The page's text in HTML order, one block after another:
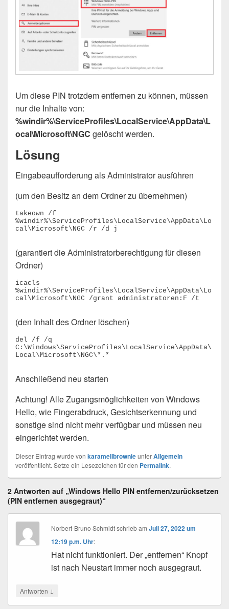
Um diese PIN trotzdem entfernen zu können, müssen
nur die Inhalte von:
%windir%\ServiceProfiles\LocalService\AppData\L
ocal\Microsoft\NGC gelöscht werden.
Lösung
Eingabeaufforderung als Administrator ausführen
(um den Besitz an dem Ordner zu übernehmen)
takeown /f
%windir%\ServiceProfiles\LocalService\AppData\Lo
cal\Microsoft\NGC /r /d j
(garantiert die Administratorberechtigung für diesen
Ordner)
icacls
%windir%\ServiceProfiles\LocalService\AppData\Lo
cal\Microsoft\NGC /grant administratoren:F /t
(den Inhalt des Ordner löschen)
del /f /q
C:\Windows\ServiceProfiles\LocalService\AppData\
Local\Microsoft\NGC\*.*
Anschließend neu starten
Achtung! Alle Zugangsmöglichkeiten von Windows
Hello, wie Fingerabdruck, Gesichtserkennung und
sonstige sind nicht mehr verfügbar und müssen neu
eingerichtet werden.
Dieser Eintrag wurde von karamellbrownieunterAllgemein
veröffentlicht. Setze ein Lesezeichen für den Permalink.
2 Antworten auf „Windows Hello PIN entfernen/zurücksetzen
(PIN entfernen ausgegraut)“
Norbert-Bruno Schmidt schriebamJuli 27, 2022 um
12:19 p.m. Uhr:
Hat nicht funktioniert. Der „entfernen“ Knopf
ist nach Neustart immer noch ausgegraut.
Antworten ↓